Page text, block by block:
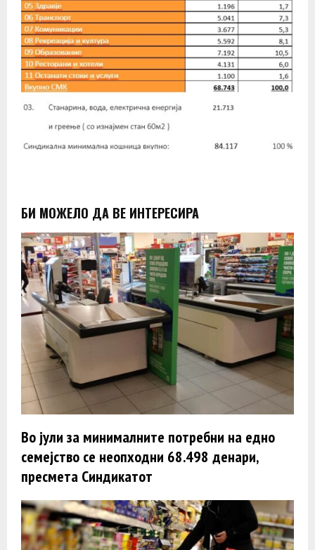
БИ МОЖЕЛО ДА ВЕ ИНТЕРЕСИРА
Во јули за минималните потребни на едно
семејство се неопходни 68.498 денари,
пресмета Синдикатот